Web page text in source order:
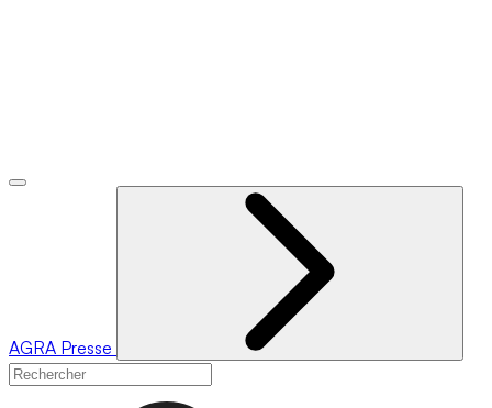
AGRA Presse